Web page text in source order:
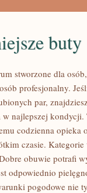
buty
stworzone dla
profesjonalny.
par,
najlepszej
codzienna opieka
czasie.
obuwie potrafi
odpowiednio
pogodowe nie